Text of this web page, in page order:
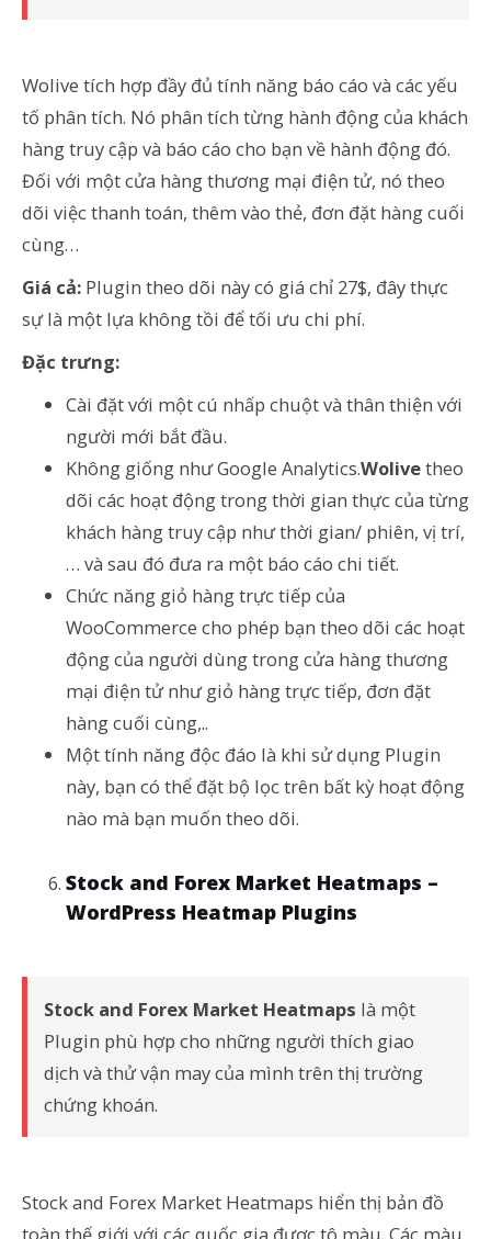
Wolive tích hợp đầy đủ tính năng báo cáo và các yếu
tố phân tích. Nó phân tích từng hành động của khách
hàng truy cập và báo cáo cho bạn về hành động đó.
Đối với một cửa hàng thương mại điện tử, nó theo
dõi việc thanh toán, thêm vào thẻ, đơn đặt hàng cuối
cùng…
Giá cả: Plugin theo dõi này có giá chỉ 27$, đây thực
sự là một lựa không tồi để tối ưu chi phí.
Đặc trưng:
Cài đặt với một cú nhấp chuột và thân thiện với
người mới bắt đầu.
Không giống như Google Analytics.Wolivetheo
dõi các hoạt động trong thời gian thực của từng
khách hàng truy cập như thời gian/ phiên, vị trí,
… và sau đó đưa ra một báo cáo chi tiết.
Chức năng giỏ hàng trực tiếp của
WooCommerce cho phép bạn theo dõi các hoạt
động của người dùng trong cửa hàng thương
mại điện tử như giỏ hàng trực tiếp, đơn đặt
hàng cuối cùng,..
Một tính năng độc đáo là khi sử dụng Plugin
này, bạn có thể đặt bộ lọc trên bất kỳ hoạt động
nào mà bạn muốn theo dõi.
Stock and Forex Market Heatmaps –
WordPress Heatmap Plugins
Stock and Forex Market Heatmaps là một
Plugin phù hợp cho những người thích giao
dịch và thử vận may của mình trên thị trường
chứng khoán.
Stock and Forex Market Heatmaps hiển thị bản đồ